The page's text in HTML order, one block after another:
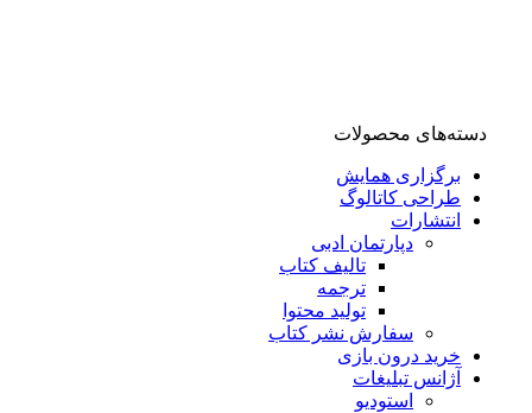
محصولات
برگزاری همایش
طراحی کاتالوگ
انتشارات
دپارتمان ادبی
تالیف کتاب
ترجمه
تولید محتوا
سفارش نشر کتاب
خرید درون بازی
آژانس تبلیغات
استودیو